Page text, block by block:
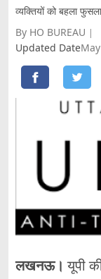
व्यक्तियों को बहला
By HO BUREAU
Updated Date
लखनऊ। यूपी